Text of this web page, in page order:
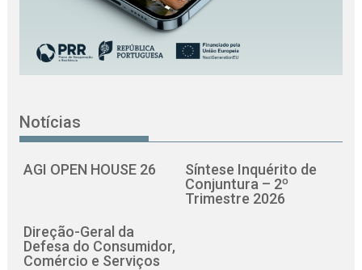
Notícias
AGI OPEN HOUSE 26
Síntese Inquérito de
Conjuntura – 2º
Trimestre 2026
Direção-Geral da
Defesa do Consumidor,
Comércio e Serviços